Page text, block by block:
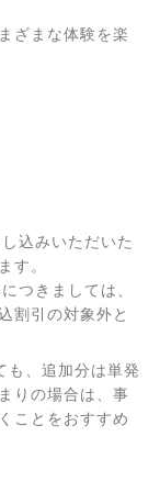
ざまな体験を楽
込みいただいた
す。
つきましては、
割引の対象外と
も、追加分は単発
りの場合は、事
ことをおすすめ